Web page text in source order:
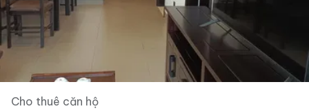
Cho thuê căn hộ